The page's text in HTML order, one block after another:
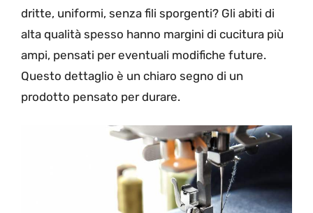
dritte, uniformi, senza fili sporgenti? Gli abiti di
alta qualità spesso hanno margini di cucitura più
ampi, pensati per eventuali modifiche future.
Questo dettaglio è un chiaro segno di un
prodotto pensato per durare.